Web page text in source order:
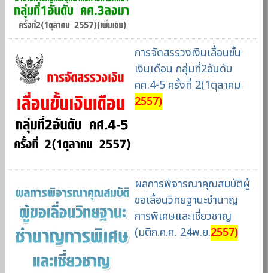
การจัดสรรวงเงินเลื่อนขั้น
เงินเดือน กลุ่มที่2อันดับ
คศ.4-5 ครั้งที่ 2(1ตุลาคม
2557)
ผลการพิจารณาคุณสมบัติผู้
ขอเลื่อนวิทยฐานะชำนาญ
การพิเศษและเชี่ยวชาญ
(มติก.ค.ศ. 24พ.ย.2557)